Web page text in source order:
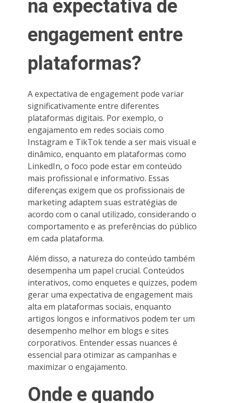
na expectativa de
engagement entre
plataformas?
A expectativa de engagement pode variar
significativamente entre diferentes
plataformas digitais. Por exemplo, o
engajamento em redes sociais como
Instagram e TikTok tende a ser mais visual e
dinâmico, enquanto em plataformas como
LinkedIn, o foco pode estar em conteúdo
mais profissional e informativo. Essas
diferenças exigem que os profissionais de
marketing adaptem suas estratégias de
acordo com o canal utilizado, considerando o
comportamento e as preferências do público
em cada plataforma.
Além disso, a natureza do conteúdo também
desempenha um papel crucial. Conteúdos
interativos, como enquetes e quizzes, podem
gerar uma expectativa de engagement mais
alta em plataformas sociais, enquanto
artigos longos e informativos podem ter um
desempenho melhor em blogs e sites
corporativos. Entender essas nuances é
essencial para otimizar as campanhas e
maximizar o engajamento.
Onde e quando